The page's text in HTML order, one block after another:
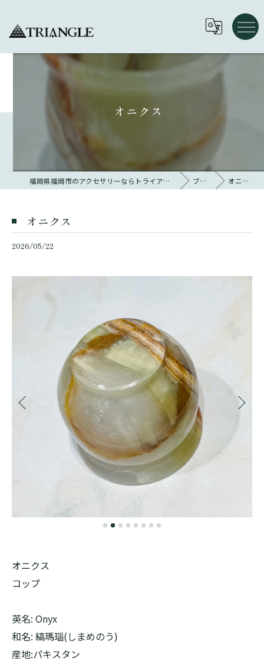
オニクス
福岡県福岡市のアクセサリーならトライアングル 大名 ブログ オニクス
オニクス
2026/05/22
オニクス
コップ
英名: Onyx
和名: 縞瑪瑙(しまめのう)
産地:パキスタン